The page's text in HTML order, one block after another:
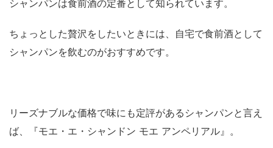
シャンパンは食前酒の定番として知られています。
ちょっとした贅沢をしたいときには、自宅で食前酒として
シャンパンを飲むのがおすすめです。
リーズナブルな価格で味にも定評があるシャンパンと言え
ば、『モエ・エ・シャンドン モエ アンペリアル』。